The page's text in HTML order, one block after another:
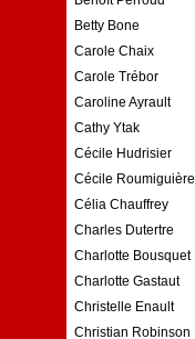
Betty Bone
Carole Chaix
Carole Trébor
Caroline Ayrault
Cathy Ytak
Cécile Hudrisier
Cécile Roumiguière
Célia Chauffrey
Charles Dutertre
Charlotte Bousquet
Charlotte Gastaut
Christelle Enault
Christian Robinson